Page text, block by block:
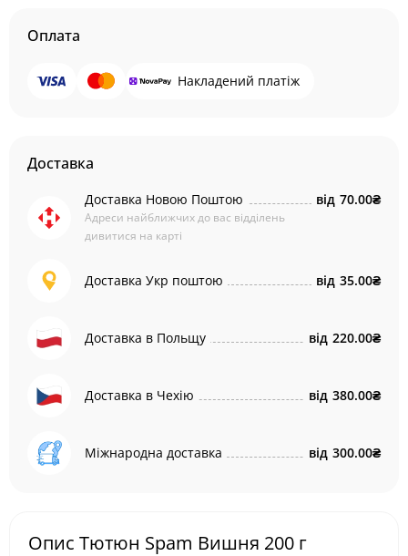
Оплата
Накладений платіж
Доставка
Доставка Новою Поштою
Адреси найближчих до вас відділень
дивитися на карті
від 70.00₴
Доставка Укр поштою від 35.00₴
Доставка в Польщу від 220.00₴
Доставка в Чехію від 380.00₴
Міжнародна доставка від 300.00₴
Опис Тютюн Spam Вишня 200 г